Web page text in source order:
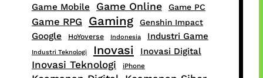
Game Mobile Game Online Game PC
Game RPG Gaming Genshin Impact
Google HoYoverse Indonesia Industri Game
Industri Teknologi Inovasi Inovasi Digital
Inovasi Teknologi iPhone